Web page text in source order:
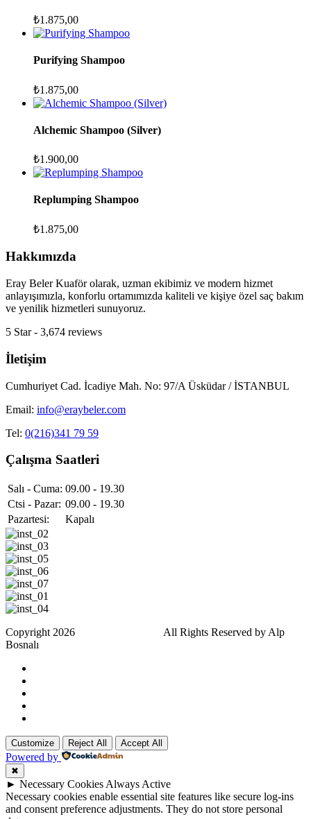
₺1.875,00
Purifying Shampoo
₺1.875,00
Alchemic Shampoo (Silver)
₺1.900,00
Replumping Shampoo
₺1.875,00
Hakkımızda
Eray Beler Kuaför olarak, uzman ekibimiz ve modern hizmet
anlayışımızla, konforlu ortamımızda kaliteli ve kişiye özel saç bakım
ve yenilik hizmetleri sunuyoruz.
5 Star - 3,674 reviews
İletişim
Cumhuriyet Cad. İcadiye Mah. No: 97/A Üsküdar / İSTANBUL
Email: info@eraybeler.com
Tel: 0(216)341 79 59
Çalışma Saatleri
Salı - Cuma: 09.00 - 19.30
Ctsi - Pazar: 09.00 - 19.30
Pazartesi:
Kapalı
Copyright 2026
All Rights Reserved by Alp
Bosnalı
Customize Reject All Accept All
Powered by
✖
► Necessary Cookies Always Active
Necessary cookies enable essential site features like secure log-ins
and consent preference adjustments. They do not store personal